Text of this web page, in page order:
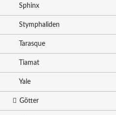
Sphinx
Stymphaliden
Tarasque
Tiamat
Yale
Götter